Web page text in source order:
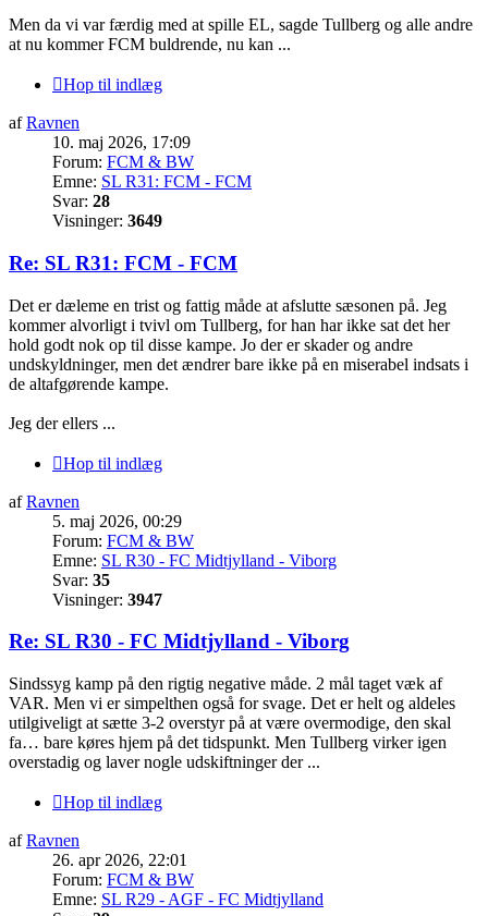
Men da vi var færdig med at spille EL, sagde Tullberg og alle andre
at nu kommer FCM buldrende, nu kan ...
Hop til indlæg
afRavnen
10. maj 2026, 17:09
Forum: FCM & BW
Emne: SL R31: FCM - FCM
Svar: 28
Visninger: 3649
Re: SL R31: FCM - FCM
Det er dæleme en trist og fattig måde at afslutte sæsonen på. Jeg
kommer alvorligt i tvivl om Tullberg, for han har ikke sat det her
hold godt nok op til disse kampe. Jo der er skader og andre
undskyldninger, men det ændrer bare ikke på en miserabel indsats i
de altafgørende kampe.
Jeg der ellers ...
Hop til indlæg
afRavnen
5. maj 2026, 00:29
Forum: FCM & BW
Emne: SL R30 - FC Midtjylland - Viborg
Svar: 35
Visninger: 3947
Re: SL R30 - FC Midtjylland - Viborg
Sindssyg kamp på den rigtig negative måde. 2 mål taget væk af
VAR. Men vi er simpelthen også for svage. Det er helt og aldeles
utilgiveligt at sætte 3-2 overstyr på at være overmodige, den skal
fa… bare køres hjem på det tidspunkt. Men Tullberg virker igen
overstadig og laver nogle udskiftninger der ...
Hop til indlæg
afRavnen
26. apr 2026, 22:01
Forum: FCM & BW
Emne: SL R29 - AGF - FC Midtjylland